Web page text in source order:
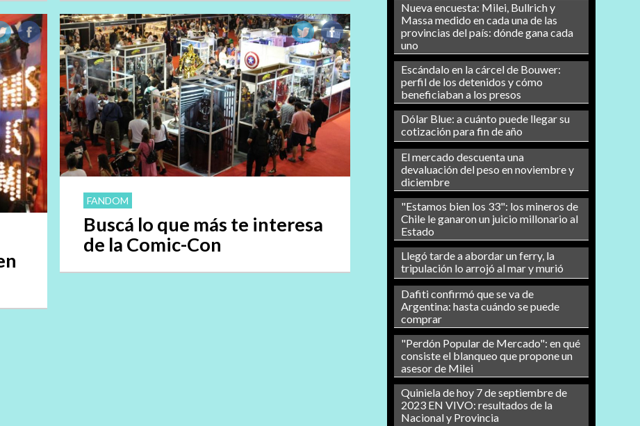
Nueva encuesta: Milei, Bullrich y
Massa medido en cada una de las
provincias del país: dónde gana cada
uno
Escándalo en la cárcel de Bouwer:
perfil de los detenidos y cómo
beneficiaban a los presos
Dólar Blue: a cuánto puede llegar su
cotización para fin de año
El mercado descuenta una
devaluación del peso en noviembre y
diciembre
"Estamos bien los 33": los mineros de
Chile le ganaron un juicio millonario al
Estado
Llegó tarde a abordar un ferry, la
tripulación lo arrojó al mar y murió
Dafiti confirmó que se va de
Argentina: hasta cuándo se puede
comprar
"Perdón Popular de Mercado": en qué
consiste el blanqueo que propone un
asesor de Milei
Quiniela de hoy 7 de septiembre de
2023 EN VIVO: resultados de la
Nacional y Provincia
FANDOM
Buscá lo que más te interesa
de la Comic-Con